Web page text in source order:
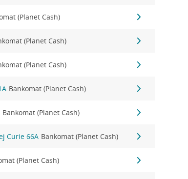
(Planet Cash)
(Planet Cash)
(Planet Cash)
Bankomat (Planet Cash)
Bankomat (Planet Cash)
Curie 66A Bankomat (Planet Cash)
(Planet Cash)